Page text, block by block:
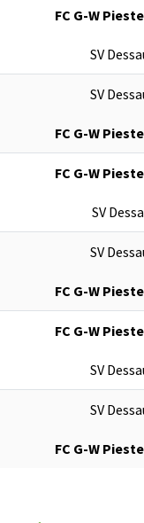
FC G-W
SV
SV
FC G-W
FC G-W
SV
SV
FC G-W
FC G-W
SV
SV
FC G-W